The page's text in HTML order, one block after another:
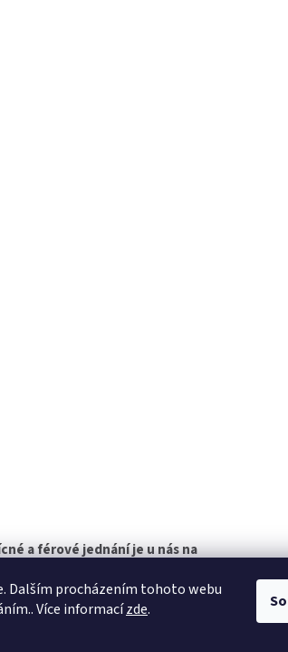
Dalším procházením tohoto webu
Více informacízde.
a férové jednání je u nás na